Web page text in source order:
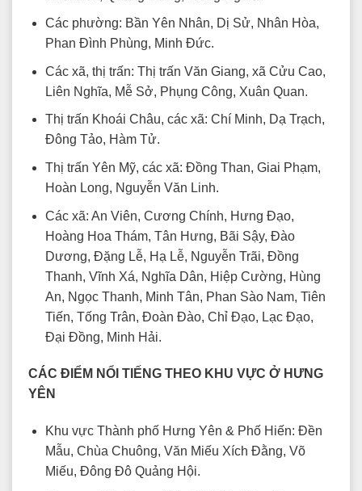
Các phường: Bần Yên Nhân, Dị Sử, Nhân Hòa,
Phan Đình Phùng, Minh Đức.
Các xã, thị trấn: Thị trấn Văn Giang, xã Cửu Cao,
Liên Nghĩa, Mễ Sở, Phụng Công, Xuân Quan.
Thị trấn Khoái Châu, các xã: Chí Minh, Dạ Trạch,
Đông Tảo, Hàm Tử.
Thị trấn Yên Mỹ, các xã: Đồng Than, Giai Phạm,
Hoàn Long, Nguyễn Văn Linh.
Các xã: An Viên, Cương Chính, Hưng Đạo,
Hoàng Hoa Thám, Tân Hưng, Bãi Sậy, Đào
Dương, Đặng Lễ, Hạ Lễ, Nguyễn Trãi, Đồng
Thanh, Vĩnh Xá, Nghĩa Dân, Hiệp Cường, Hùng
An, Ngọc Thanh, Minh Tân, Phan Sào Nam, Tiên
Tiến, Tống Trân, Đoàn Đào, Chỉ Đạo, Lạc Đạo,
Đại Đồng, Minh Hải.
CÁC ĐIỂM NỔI TIẾNG THEO KHU VỰC Ở HƯNG
YÊN
Khu vực Thành phố Hưng Yên & Phố Hiến: Đền
Mẫu, Chùa Chuông, Văn Miếu Xích Đằng, Võ
Miếu, Đông Đô Quảng Hội.